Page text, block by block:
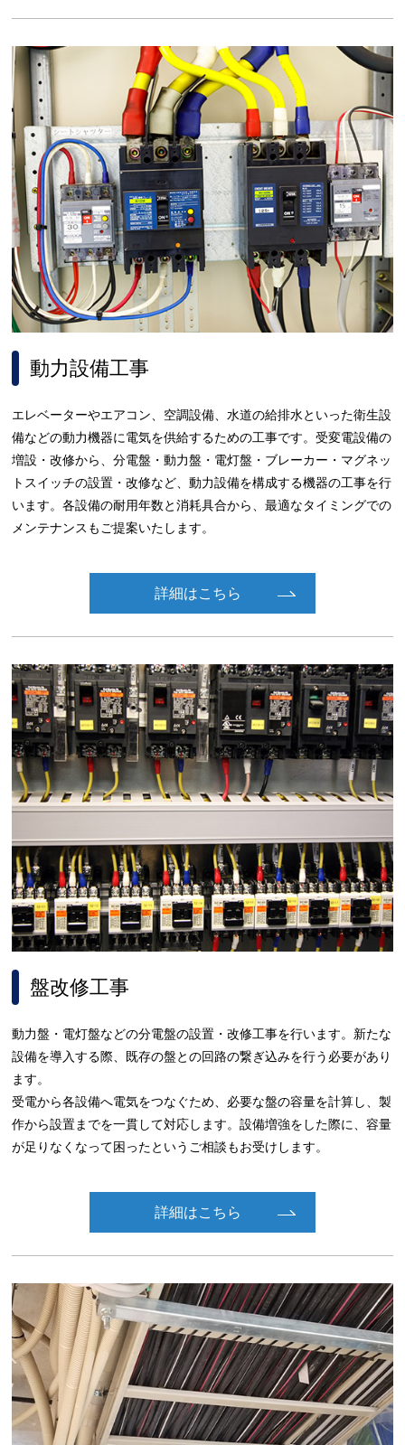
動力設備工事
エレベーターやエアコン、空調設備、水道の給排水といった衛生設
備などの動力機器に電気を供給するための工事です。受変電設備の
増設・改修から、分電盤・動力盤・電灯盤・ブレーカー・マグネッ
トスイッチの設置・改修など、動力設備を構成する機器の工事を行
います。各設備の耐用年数と消耗具合から、最適なタイミングでの
メンテナンスもご提案いたします。
詳細はこちら
盤改修工事
動力盤・電灯盤などの分電盤の設置・改修工事を行います。新たな
設備を導入する際、既存の盤との回路の繋ぎ込みを行う必要があり
ます。
受電から各設備へ電気をつなぐため、必要な盤の容量を計算し、製
作から設置までを一貫して対応します。設備増強をした際に、容量
が足りなくなって困ったというご相談もお受けします。
詳細はこちら